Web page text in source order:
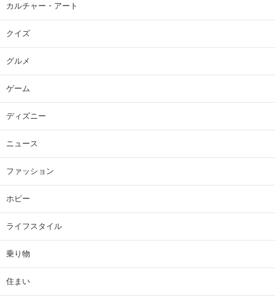
カルチャー・アート
クイズ
グルメ
ゲーム
ディズニー
ニュース
ファッション
ホビー
ライフスタイル
乗り物
住まい